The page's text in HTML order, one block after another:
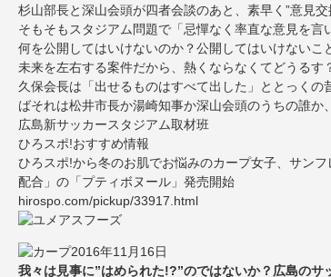
杉山部長と深山会頭が四者会談のあと、素早く”意見
そもそもスタジアム問題で「忌憚なく率直な意見を
何を公開してはいけないのか？公開してはいけない
未来を左右する案件だから、熱くならなくてどうるす
久保会長は「出せるものはすべて出した」ととっく
ばそれは松井市長か湯崎知事か深山会頭のうちの誰か
広島新サッカースタジアム取材班
ひろスポ!おすすめ情報
ひろスポ!から冬のお肌でお悩みのカープ女子、サン
配合」の「プティボヌール」発売開始
hirospo.com/pickup/33917.html
2016年11月16日
我々は見事に”はめられた!?”のではないか？広島の